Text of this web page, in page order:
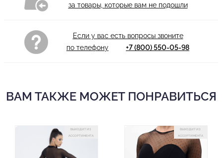
за товары, которые вам не подошли
Если у вас есть вопросы звоните
по телефону
+7 (800) 550-05-98
ВАМ ТАКЖЕ МОЖЕТ ПОНРАВИТЬСЯ
ВЫХОДИТ ИЗ
АССОРТИМЕНТА
ВЫХОДИТ ИЗ
АССОРТИМЕНТА